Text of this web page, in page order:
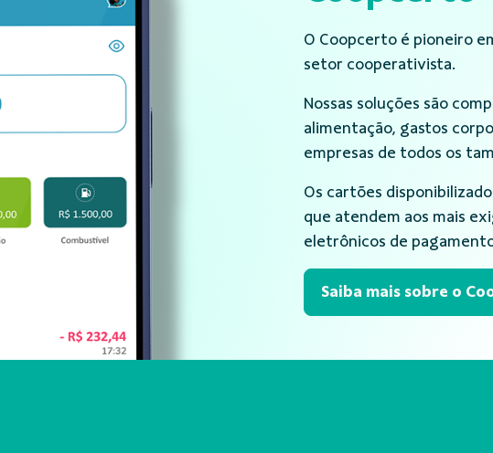
O Coopcerto é pioneiro
setor cooperativista.
Nossas soluções são
alimentação, gastos
empresas de todos os
Os cartões
que atendem aos mais
eletrônicos de
Saiba mais sobre o